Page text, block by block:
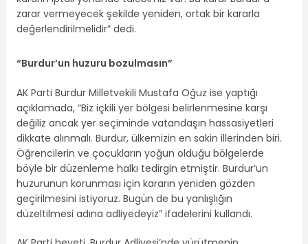
zarar vermeyecek şekilde yeniden, ortak bir kararla
değerlendirilmelidir” dedi.
“Burdur’un huzuru bozulmasın”
AK Parti Burdur Milletvekili Mustafa Oğuz ise yaptığı
açıklamada, “Biz içkili yer bölgesi belirlenmesine karşı
değiliz ancak yer seçiminde vatandaşın hassasiyetleri
dikkate alınmalı. Burdur, ülkemizin en sakin illerinden biri.
Öğrencilerin ve çocukların yoğun olduğu bölgelerde
böyle bir düzenleme halkı tedirgin etmiştir. Burdur’un
huzurunun korunması için kararın yeniden gözden
geçirilmesini istiyoruz. Bugün de bu yanlışlığın
düzeltilmesi adına adliyedeyiz” ifadelerini kullandı.